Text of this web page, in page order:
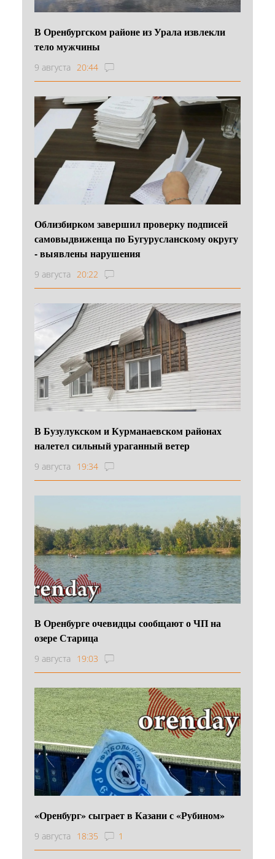
В Оренбургском районе из Урала извлекли
тело мужчины
9 августа 20:44
Облизбирком завершил проверку подписей
самовыдвиженца по Бугурусланскому округу
- выявлены нарушения
9 августа 20:22
В Бузулукском и Курманаевском районах
налетел сильный ураганный ветер
9 августа 19:34
В Оренбурге очевидцы сообщают о ЧП на
озере Старица
9 августа 19:03
«Оренбург» сыграет в Казани с «Рубином»
9 августа 18:35 1